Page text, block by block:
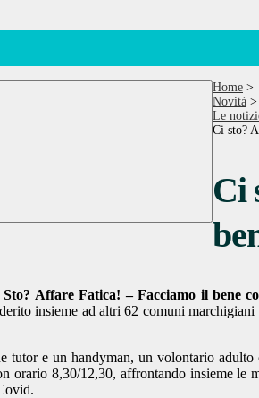
Home >
Novità >
Le
Ci sto?
Ci
Affare Fatica! – Facciamo il bene
insieme ad altri 62 comuni
tutor e un handyman, un volontario
orario 8,30/12,30, affrontando insieme le